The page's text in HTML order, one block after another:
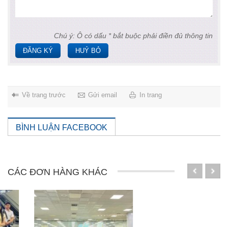
Chú ý: Ô có dấu * bắt buộc phải điền đủ thông tin
ĐĂNG KÝ HUỶ BỎ
Về trang trước Gửi email In trang
BÌNH LUẬN FACEBOOK
CÁC ĐƠN HÀNG KHÁC